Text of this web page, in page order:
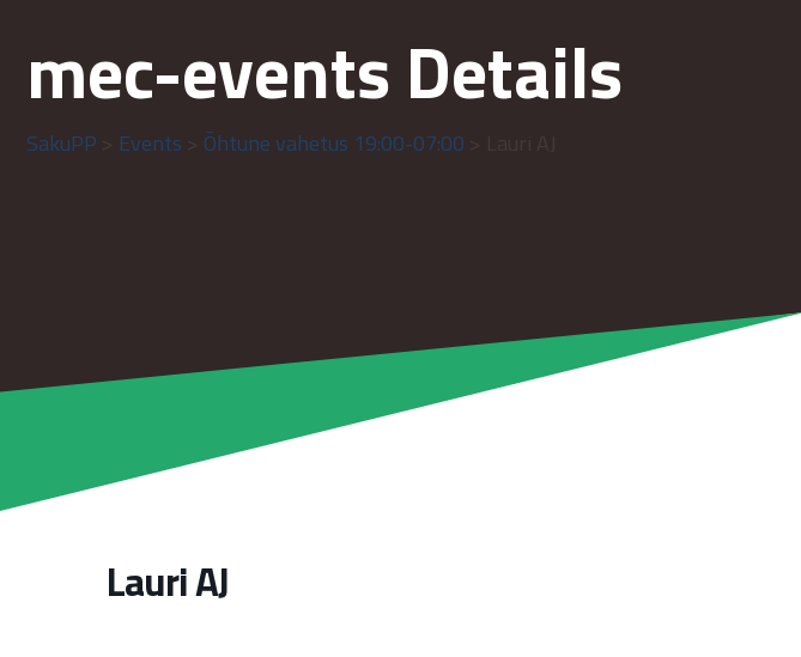
mec-events Details
SakuPP Events Õhtune vahetus 19:00-07:00
Lauri AJ